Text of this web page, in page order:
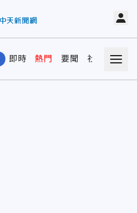
即時 熱門 要聞 社會 娛樂